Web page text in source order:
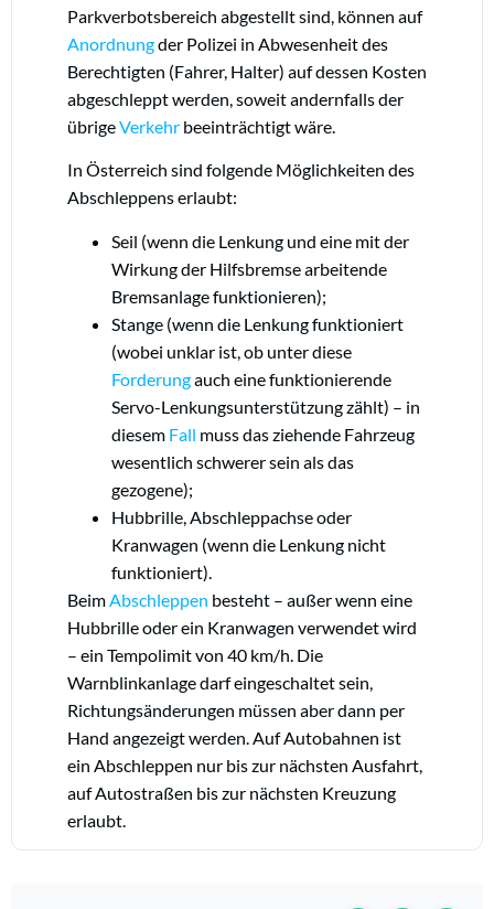
Parkverbotsbereich abgestellt sind, können auf
Anordnungder Polizei in Abwesenheit des
Berechtigten (Fahrer, Halter) auf dessen Kosten
abgeschleppt werden, soweit andernfalls der
übrigeVerkehr beeinträchtigt wäre.
In Österreich sind folgende Möglichkeiten des
Abschleppens erlaubt:
Seil (wenn die Lenkung und eine mit der
Wirkung der Hilfsbremse arbeitende
Bremsanlage funktionieren);
Stange (wenn die Lenkung funktioniert
(wobei unklar ist, ob unter diese
Forderungauch eine funktionierende
Servo-Lenkungsunterstützung zählt) – in
diesem Fall muss das ziehende Fahrzeug
wesentlich schwerer sein als das
gezogene);
Hubbrille, Abschleppachse oder
Kranwagen (wenn die Lenkung nicht
funktioniert).
Beim Abschleppen besteht – außer wenn eine
Hubbrille oder ein Kranwagen verwendet wird
– ein Tempolimit von 40 km/h. Die
Warnblinkanlage darf eingeschaltet sein,
Richtungsänderungen müssen aber dann per
Hand angezeigt werden. Auf Autobahnen ist
ein Abschleppen nur bis zur nächsten Ausfahrt,
auf Autostraßen bis zur nächsten Kreuzung
erlaubt.